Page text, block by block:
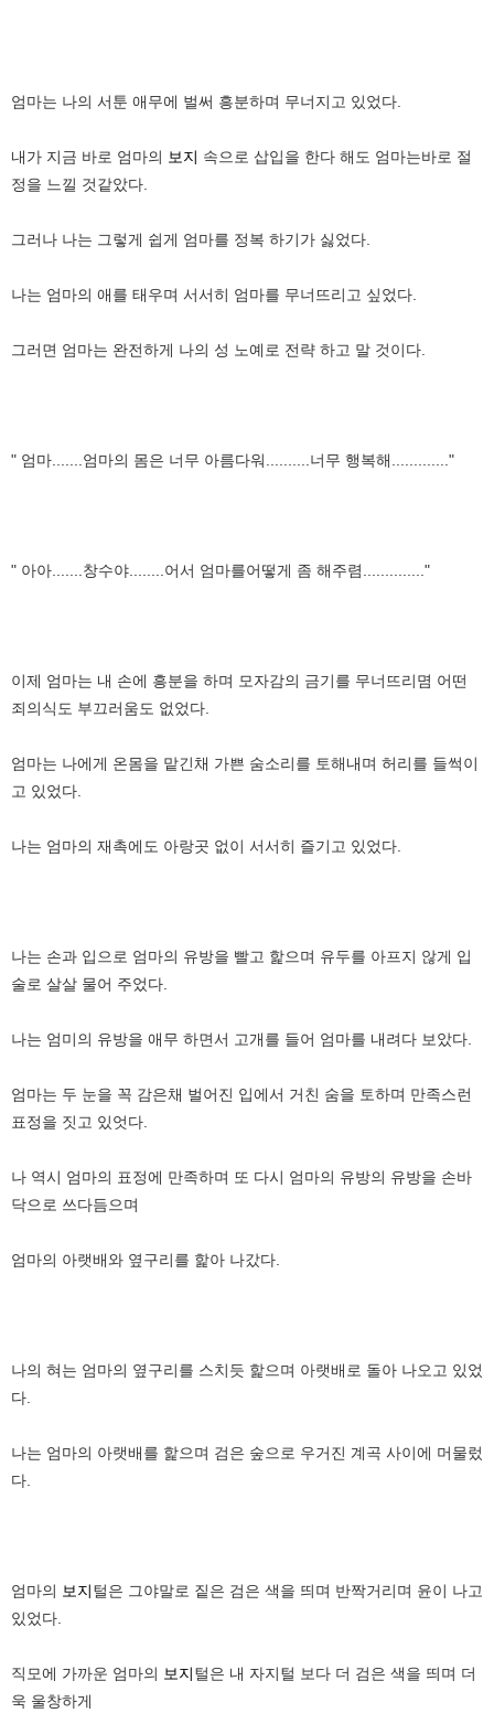
엄마는 나의 서툰 애무에 벌써 흥분하며 무너지고 있었다.
내가 지금 바로 엄마의 보지 속으로 삽입을 한다 해도 엄마는바로 절
정을 느낄 것같았다.
그러나 나는 그렇게 쉽게 엄마를 정복 하기가 싫었다.
나는 엄마의 애를 태우며 서서히 엄마를 무너뜨리고 싶었다.
그러면 엄마는 완전하게 나의 성 노예로 전략 하고 말 것이다.
" 엄마.......엄마의 몸은 너무 아름다워..........너무 행복해............."
" 아아.......창수야........어서 엄마를어떻게 좀 해주렴.............."
이제 엄마는 내 손에 흥분을 하며 모자감의 금기를 무너뜨리몀 어떤
죄의식도 부끄러움도 없었다.
엄마는 나에게 온몸을 맡긴채 가쁜 숨소리를 토해내며 허리를 들썩이
고 있었다.
나는 엄마의 재촉에도 아랑곳 없이 서서히 즐기고 있었다.
나는 손과 입으로 엄마의 유방을 빨고 핥으며 유두를 아프지 않게 입
술로 살살 물어 주었다.
나는 엄미의 유방을 애무 하면서 고개를 들어 엄마를 내려다 보았다.
엄마는 두 눈을 꼭 감은채 벌어진 입에서 거친 숨을 토하며 만족스런
표정을 짓고 있엇다.
나 역시 엄마의 표정에 만족하며 또 다시 엄마의 유방의 유방을 손바
닥으로 쓰다듬으며
엄마의 아랫배와 옆구리를 핥아 나갔다.
나의 혀는 엄마의 옆구리를 스치듯 핥으며 아랫배로 돌아 나오고 있었
다.
나는 엄마의 아랫배를 핥으며 검은 숲으로 우거진 계곡 사이에 머물렀
다.
엄마의 보지털은 그야말로 짙은 검은 색을 띄며 반짝거리며 윤이 나고
있었다.
직모에 가까운 엄마의 보지털은 내 자지털 보다 더 검은 색을 띄며 더
욱 울창하게